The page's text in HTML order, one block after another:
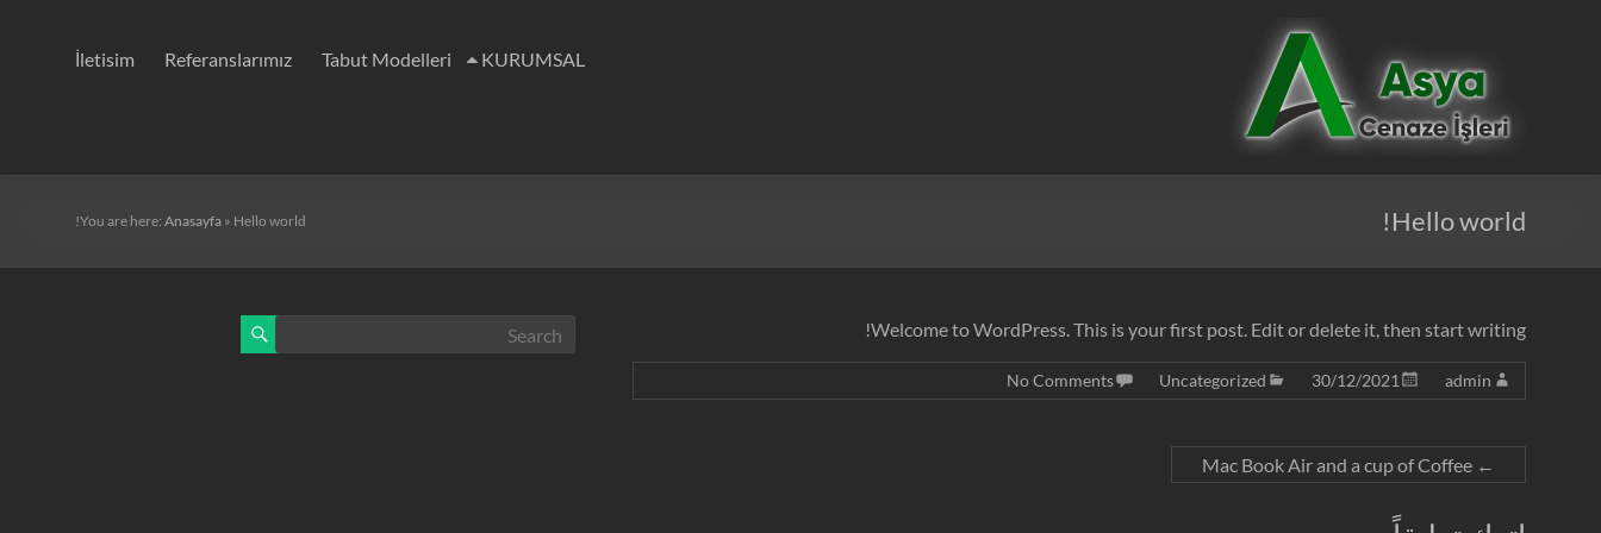
Asya
Cenaze
İşleri
KURUMSAL
Tabut Modelleri
Referanslarımız
İletisim
Hello world!
You are here: Anasayfa » Hello world!
Welcome to WordPress. This is your first post. Edit or delete it, then start writing!
admin
30/12/2021
Uncategorized
No Comments
←